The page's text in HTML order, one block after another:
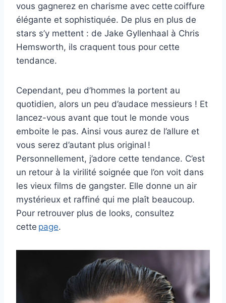
vous gagnerez en charisme avec cette coiffure
élégante et sophistiquée. De plus en plus de
stars s’y mettent : de Jake Gyllenhaal à Chris
Hemsworth, ils craquent tous pour cette
tendance.
Cependant, peu d’hommes la portent au
quotidien, alors un peu d’audace messieurs ! Et
lancez-vous avant que tout le monde vous
emboite le pas. Ainsi vous aurez de l’allure et
vous serez d’autant plus original !
Personnellement, j’adore cette tendance. C’est
un retour à la virilité soignée que l’on voit dans
les vieux films de gangster. Elle donne un air
mystérieux et raffiné qui me plaît beaucoup.
Pour retrouver plus de looks, consultez
cette page.